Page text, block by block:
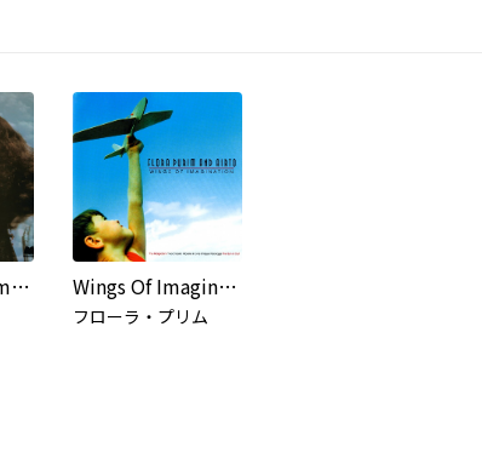
Butterfly Dreams [Keepnews Collection] Wings Of Imagination
フローラ・プリム